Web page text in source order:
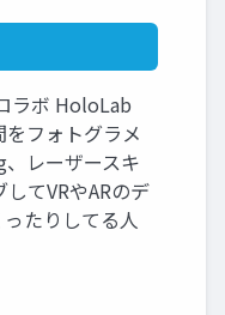
ラボ HoloLab
フォトグラメ
レーザースキ
てVRやARのデ
たりしてる人